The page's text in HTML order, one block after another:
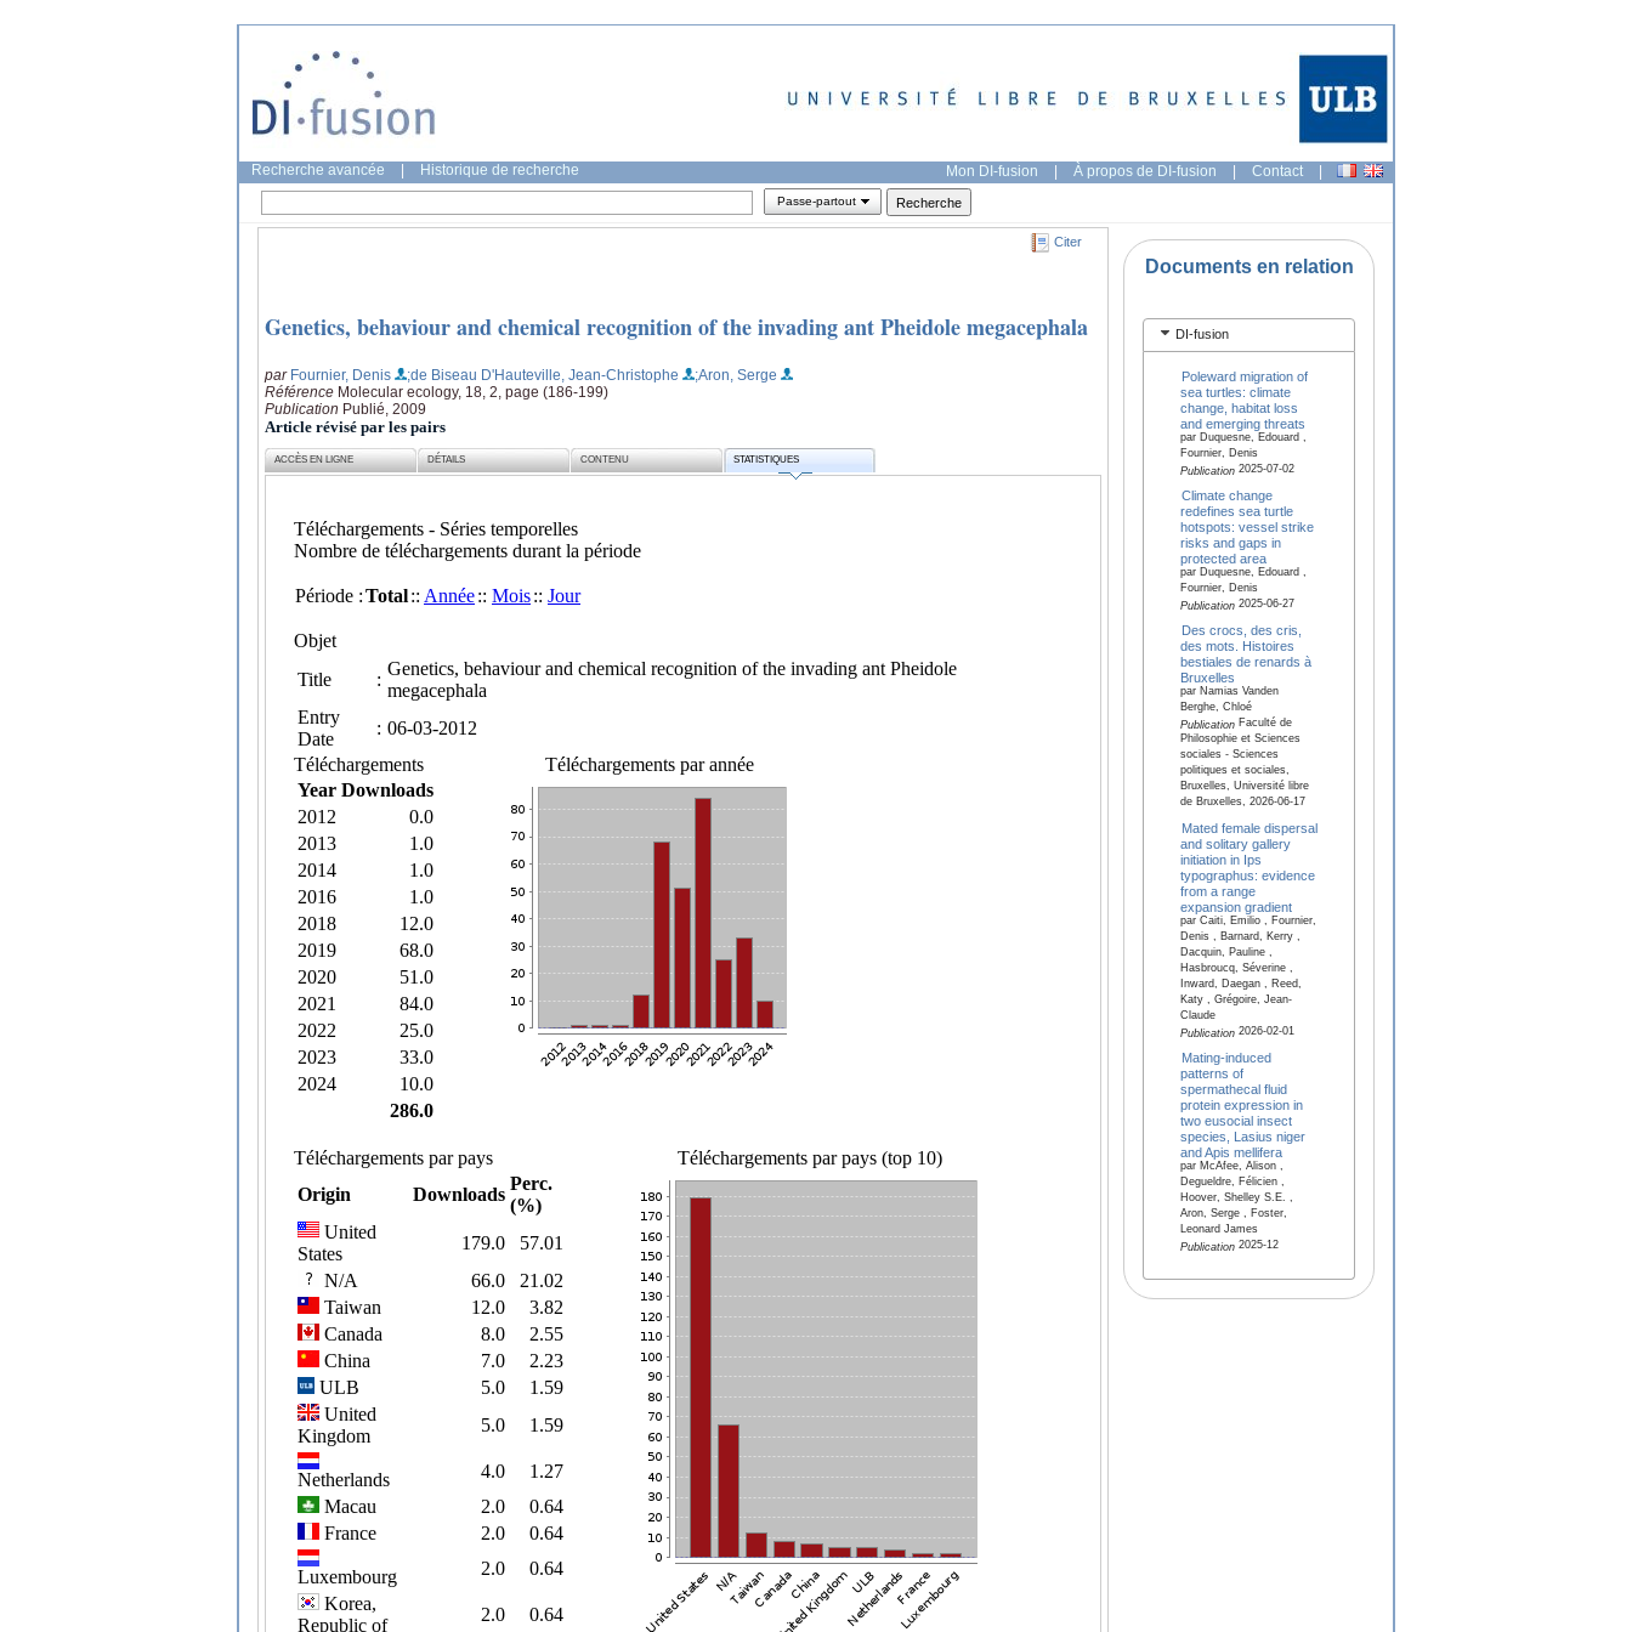
Recherche avancée Historique de recherche Mon DI-fusion | À propos de DI-fusion | Contact |
Passe-partout
Citer
Genetics, behaviour and chemical recognition of the invading ant Pheidole megacephala
par Fournier, Denis ;de Biseau D'Hauteville, Jean-Christophe
;Aron, Serge
Référence Molecular ecology, 18, 2, page (186-199)
Publication Publié, 2009
Article révisé par les pairs
ACCÈS EN LIGNE DÉTAILS CONTENU STATISTIQUES
Documents en relation
DI-fusion
Poleward migration of
sea turtles: climate
change, habitat loss
and emerging threats
par Duquesne, Edouard ,
Fournier, Denis
Publication2025-07-02
Climate change
redefines sea turtle
hotspots: vessel strike
risks and gaps in
protected area
par Duquesne, Edouard ,
Fournier, Denis
Publication2025-06-27
Des crocs, des cris,
des mots. Histoires
bestiales de renards à
Bruxelles
par Namias Vanden
Berghe, Chloé
PublicationFaculté de
Philosophie et Sciences
sociales - Sciences
politiques et sociales,
Bruxelles, Université libre
de Bruxelles, 2026-06-17
Mated female dispersal
and solitary gallery
initiation in Ips
typographus: evidence
from a range
expansion gradient
par Caiti, Emilio , Fournier,
Denis , Barnard, Kerry ,
Dacquin, Pauline ,
Hasbroucq, Séverine ,
Inward, Daegan , Reed,
Katy , Grégoire, Jean-
Claude
Publication2026-02-01
Mating-induced
patterns of
spermathecal fluid
protein expression in
two eusocial insect
species, Lasius niger
and Apis mellifera
par McAfee, Alison ,
Degueldre, Félicien ,
Hoover, Shelley S.E. ,
Aron, Serge , Foster,
Leonard James
Publication2025-12